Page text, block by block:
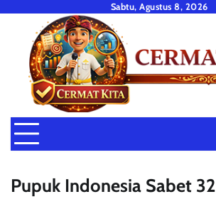
content
Sabtu, Agustus 8, 2026
Pupuk Indonesia Sabet 32